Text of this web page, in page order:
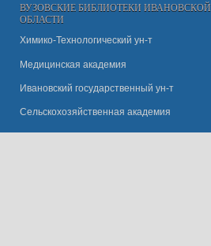
ВУЗОВСКИЕ БИБЛИОТЕКИ ИВАНОВСКОЙ
ОБЛАСТИ
Химико-Технологический ун-т
Медицинская академия
Ивановский государственный ун-т
Сельскохозяйственная академия